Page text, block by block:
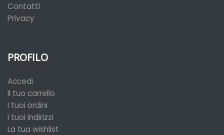
Contatti
Privacy
PROFILO
Accedi
Il tuo carrello
I tuoi ordini
I tuoi indirizzi
La tua wishlist